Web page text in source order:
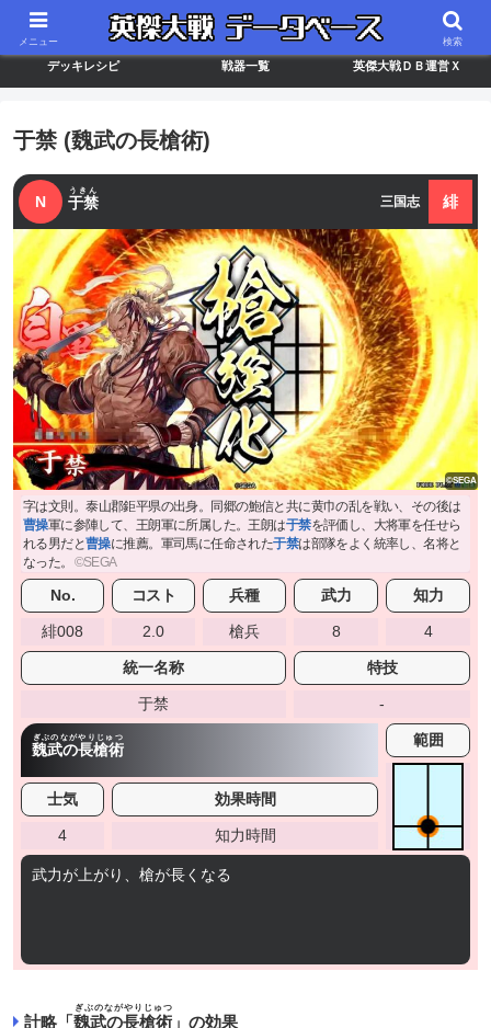
最新バージョン情報 武将ランキング カードリスト
デッキレシピ 戦器一覧 英傑大戦ＤＢ運営Ｘ
于禁 (魏武の長槍術)
N 于禁
うきん
三国志 緋
字は文則。泰山郡鉅平県の出身。同郷の鮑信と共に黄巾の乱を戦い、その後は
曹操軍に参陣して、王朗軍に所属した。王朗は于禁を評価し、大将軍を任せら
れる男だと曹操に推薦。軍司馬に任命された于禁は部隊をよく統率し、名将と
なった。
No. コスト 兵種 武力 知力
緋008 2.0 槍兵 8 4
統一名称 特技
于禁 -
魏武の長槍術
ぎぶのながやりじゅつ 範囲
士気 効果時間
4 知力時間
武力が上がり、槍が長くなる
計略「 魏武の長槍術
ぎぶのながやりじゅつ
」の効果
メニュー 検索